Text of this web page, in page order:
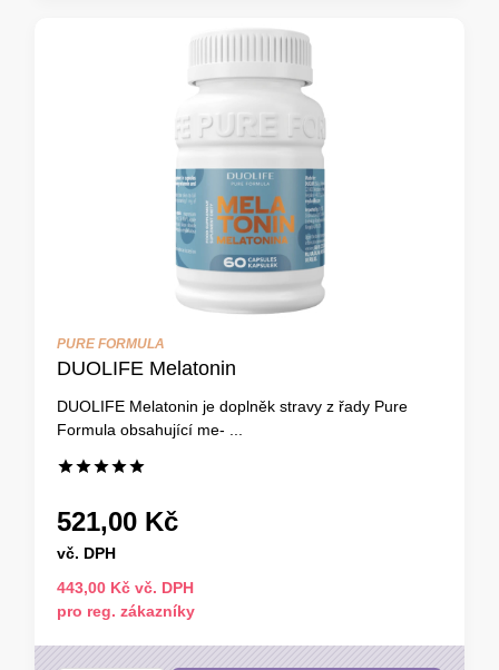
PURE FORMULA
DUOLIFE Melatonin
DUOLIFE Melatonin je doplněk stravy z řady Pure
Formula obsahující me- ...
521,00 Kč
vč. DPH
443,00 Kč vč. DPH
pro reg. zákazníky